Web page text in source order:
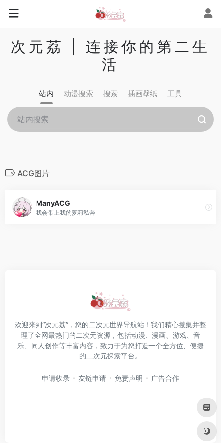
次元荔 | 连接你的第二生
活
站内 动漫搜索 搜索 插画壁纸 工具
ACG图片
ManyACG
我会带上我的萝莉私奔
欢迎来到“次元荔”，您的二次元世界导航站！我们精心搜集并整
理了全网最热门的二次元资源，包括动漫、漫画、游戏、音
乐、同人创作等丰富内容，致力于为您打造一个全方位、便捷
的二次元探索平台。
申请收录 友链申请 免责声明 广告合作